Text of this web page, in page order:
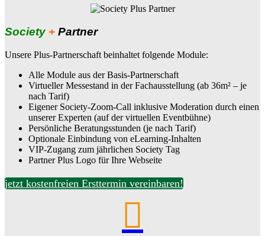
Society + Partner
Unsere Plus-Partnerschaft beinhaltet folgende Module:
Alle Module aus der Basis-Partnerschaft
Virtueller Messestand in der Fachausstellung (ab 36m² – je
nach Tarif)
Eigener Society-Zoom-Call inklusive Moderation durch einen
unserer Experten (auf der virtuellen Eventbühne)
Persönliche Beratungsstunden (je nach Tarif)
Optionale Einbindung von eLearning-Inhalten
VIP-Zugang zum jährlichen Society Tag
Partner Plus Logo für Ihre Webseite
jetzt kostenfreien Ersttermin vereinbaren!
